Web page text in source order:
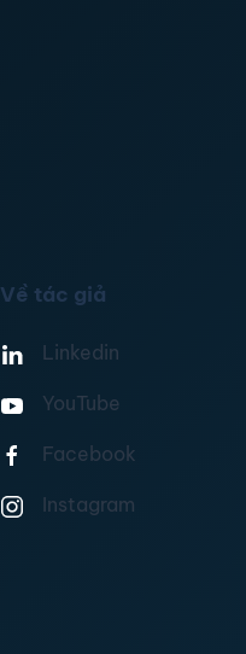
Về tác giả
Linkedin
YouTube
Facebook
Instagram